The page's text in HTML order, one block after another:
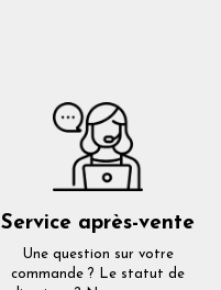
Service après-vente
Une question sur votre
commande ? Le statut de